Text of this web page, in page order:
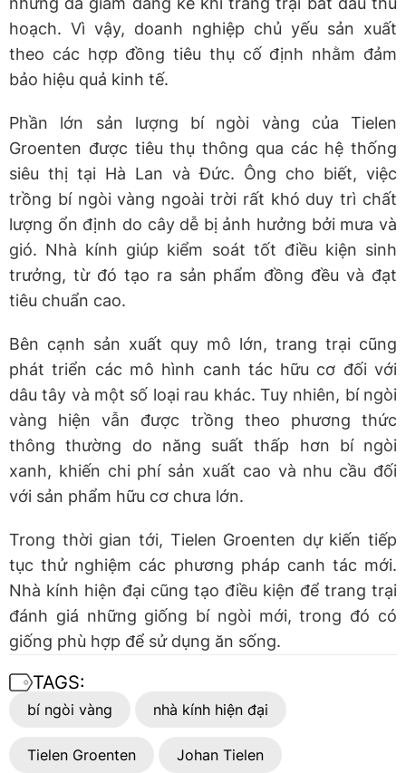
hoạch. Vì vậy, doanh nghiệp chủ yếu sản xuất
theo các hợp đồng tiêu thụ cố định nhằm đảm
bảo hiệu quả kinh tế.
Phần lớn sản lượng bí ngòi vàng của Tielen
Groenten được tiêu thụ thông qua các hệ thống
siêu thị tại Hà Lan và Đức. Ông cho biết, việc
trồng bí ngòi vàng ngoài trời rất khó duy trì chất
lượng ổn định do cây dễ bị ảnh hưởng bởi mưa và
gió. Nhà kính giúp kiểm soát tốt điều kiện sinh
trưởng, từ đó tạo ra sản phẩm đồng đều và đạt
tiêu chuẩn cao.
Bên cạnh sản xuất quy mô lớn, trang trại cũng
phát triển các mô hình canh tác hữu cơ đối với
dâu tây và một số loại rau khác. Tuy nhiên, bí ngòi
vàng hiện vẫn được trồng theo phương thức
thông thường do năng suất thấp hơn bí ngòi
xanh, khiến chi phí sản xuất cao và nhu cầu đối
với sản phẩm hữu cơ chưa lớn.
Trong thời gian tới, Tielen Groenten dự kiến tiếp
tục thử nghiệm các phương pháp canh tác mới.
Nhà kính hiện đại cũng tạo điều kiện để trang trại
đánh giá những giống bí ngòi mới, trong đó có
giống phù hợp để sử dụng ăn sống.
TAGS:
bí ngòi vàng nhà kính hiện đại
Tielen Groenten Johan Tielen